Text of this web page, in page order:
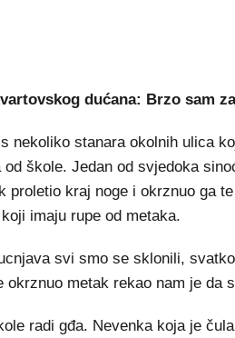
dućana: Brzo sam
nekoliko stanara okolnih ulica
od škole. Jedan od svjedoka
proletio kraj noge i okrznuo ga
imaju rupe od metaka.
svi smo se sklonili,
okrznuo metak rekao nam je da
radi gđa. Nevenka koja je